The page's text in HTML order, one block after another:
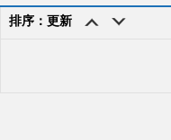
排序：更新